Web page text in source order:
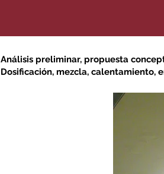
Análisis preliminar, propuesta
Dosificación, mezcla, calentamiento,